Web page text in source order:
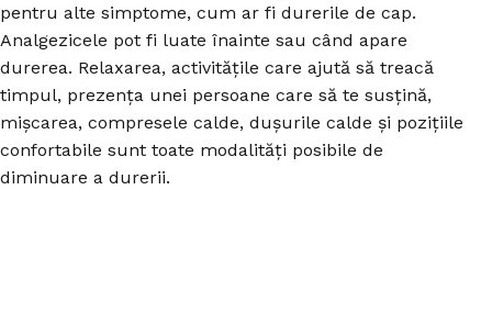
pentru alte simptome, cum ar fi durerile de cap.
Analgezicele pot fi luate înainte sau când apare
durerea. Relaxarea, activitățile care ajută să treacă
timpul, prezența unei persoane care să te susțină,
mișcarea, compresele calde, dușurile calde și pozițiile
confortabile sunt toate modalități posibile de
diminuare a durerii.